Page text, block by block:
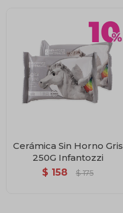
Cerámica Sin Horno Gris
250G Infantozzi
$ 158 $ 175